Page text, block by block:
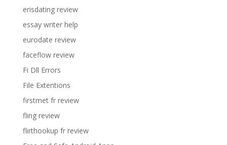
erisdating review
essay writer help
eurodate review
faceflow review
Fi Dll Errors
File Extentions
firstmet fr review
fling review
flirthookup fr review